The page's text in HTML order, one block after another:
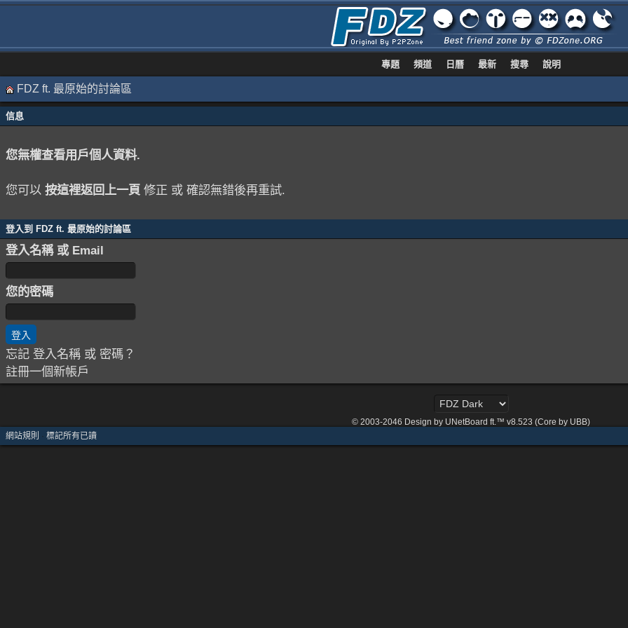
專題 頻道 日曆 最新 搜尋 說明
FDZ ft. 最原始的討論區
信息
您無權查看用戶個人資料.
您可以 按這裡返回上一頁 修正 或 確認無錯後再重試.
登入到 FDZ ft. 最原始的討論區
登入名稱 或 Email
您的密碼
忘記 登入名稱 或 密碼？
註冊一個新帳戶
© 2003-2046 Design by UNetBoard ft.™ v8.523 (Core by UBB)
網站規則 · 標記所有已讀